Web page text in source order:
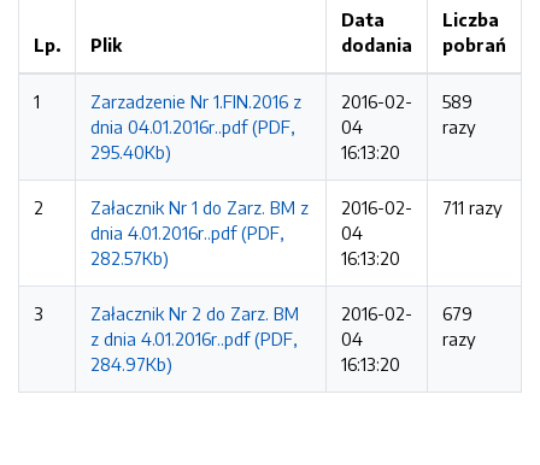
Lp. Plik
Data
dodania
Liczba
pobrań
1
Zarzadzenie Nr 1.FIN.2016 z
dnia 04.01.2016r..pdf (PDF,
295.40Kb)
2016-02-
04
16:13:20
589
razy
2
Załacznik Nr 1 do Zarz. BM z
dnia 4.01.2016r..pdf (PDF,
282.57Kb)
2016-02-
04
16:13:20
711 razy
3
Załacznik Nr 2 do Zarz. BM
z dnia 4.01.2016r..pdf (PDF,
284.97Kb)
2016-02-
04
16:13:20
679
razy